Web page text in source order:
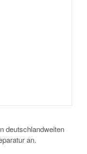
deutschlandweiten
an.